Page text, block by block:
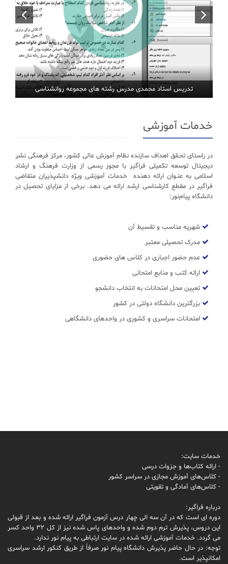
تدریس استاد محمدی مدرس رشته های مجموعه روانشناسی
خدمات آموزشی
در راستای تحـقق اهداف سازنده نظام آموزش عالی کشور، مرکز فرهنگی نشر
دیجیتال توسعه تکمیلی فراگیر با مجوز رسمی از وزارت فرهنگ و ارشاد
اسلامی به عنـوان ارائه دهنده خدمات آموزشی ویژه دانشپذیران متقاضی
فراگیر در مقطع کارشناسی ارشد ارائه می دهد. برخی از مزایای تحصیل در
دانشگاه پیام‌نور:
شهریه مناسب و تقسیط آن
مدرک تحصیلی معتبر
عدم حضور اجباری در کلاس های حضوری
ارائه کتب و منابع امتحانی
تعیین محل امتحانات به انتخاب دانشجو
بزرگترین دانشگاه دولتی در کشور
امتحانات سراسری و کشوری در واحدهای دانشگاهی
خدمات سایت:
- ارائه کتاب‌ها و جزوات درسی
- کلاس‌های آموزش مجازی در سراسر کشور
- کلاس‌های آمادگی و تقویتی
درباره فراگیر:
دوره ای است که در آن سه الی چهار درس آزمون فراگیر ارائه شده و بعد از قبولی
این دروس، پذیرش ترم دوم شده و واحدهای پاس شده نیز از کل 32 واحد کسر
می گردد. خدمات آموزشی ارائه شده در سایت ارتباطی به پیام نور ندارد.
توجه: در حال حاضر پذیرش دانشگاه پیام نور صرفاً از طریق کنکور ارشد سراسری
امکانپذیر است.